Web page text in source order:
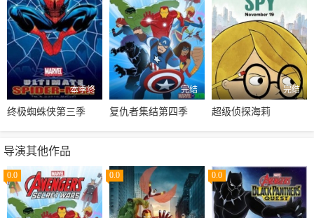
本季终
终极蜘蛛侠第三季
完结
复仇者集结第四季
完结
超级侦探海莉
导演其他作品
0.0 0.0 0.0